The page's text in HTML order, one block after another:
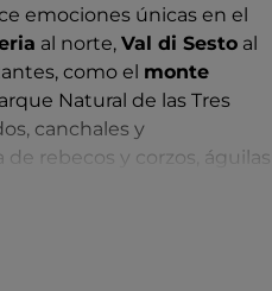
emociones únicas en el
al norte, Val di Sesto al
como el monte
Natural de las Tres
canchales y
rebecos y corzos, águilas